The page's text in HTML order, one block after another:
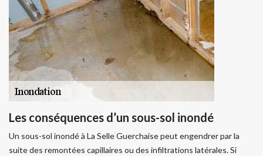
Les conséquences d’un sous-sol inondé
Un sous-sol inondé à La Selle Guerchaise peut engendrer par la
suite des remontées capillaires ou des infiltrations latérales. Si